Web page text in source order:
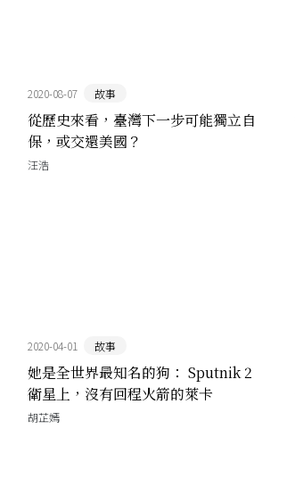
2020-08-07 故事
從歷史來看，臺灣下一步可能獨立自
保，或交還美國？
汪浩
2020-04-01 故事
她是全世界最知名的狗： Sputnik 2
衛星上，沒有回程火箭的萊卡
胡芷嫣